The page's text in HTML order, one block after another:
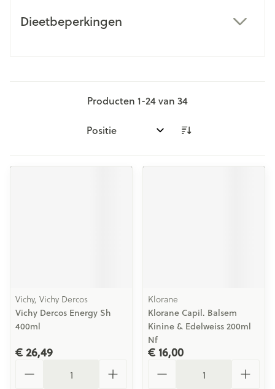
Dieetbeperkingen
Producten 1-24van 34
Sorteer op:
Vichy, Vichy Dercos
Vichy Dercos Energy Sh
400ml
€ 26,49
Klorane
Klorane Capil. Balsem
Kinine & Edelweiss 200ml
Nf
€ 16,00